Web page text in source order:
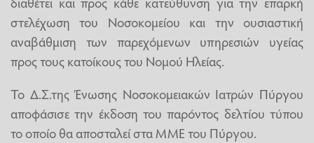
στελέχωση του Νοσοκομείου και την ουσιαστική
αναβάθμιση των παρεχόμενων υπηρεσιών υγείας
προς τους κατοίκους του Νομού Ηλείας.
Το Δ.Σ.της Ένωσης Νοσοκομειακών Ιατρών Πύργου
αποφάσισε την έκδοση του παρόντος δελτίου τύπου
το οποίο θα αποσταλεί στα ΜΜΕ του Πύργου.